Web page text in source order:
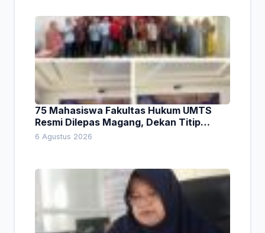
75 Mahasiswa Fakultas Hukum UMTS
Resmi Dilepas Magang, Dekan Titip
Empat Pesan Penting
6 Agustus 2026